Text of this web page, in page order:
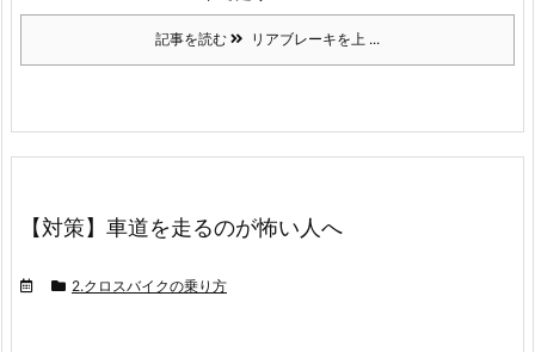
記事を読む リアブレーキを上 ...
【対策】車道を走るのが怖い人へ
2.クロスバイクの乗り方